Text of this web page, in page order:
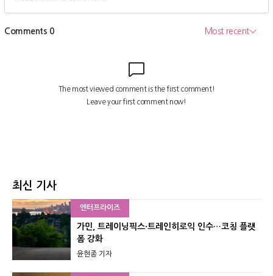
최신 기사
엔터프라이즈
가민, 트레이닝픽스·트레인히로익 인수…코칭 플랫
폼 강화
윤현종 기자